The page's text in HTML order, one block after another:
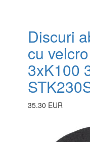
Discuri
cu
3xK100
35.30 EUR